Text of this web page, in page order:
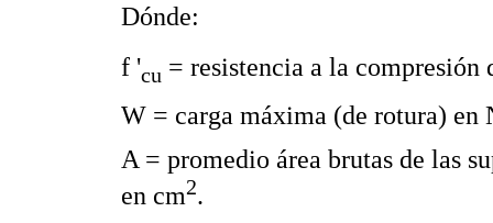
Dónde:
f 'cu = resistencia a la compresión
W = carga máxima (de rotura) en
A = promedio área brutas de las
en cm2.